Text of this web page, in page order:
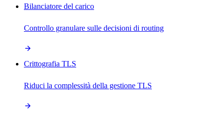
Bilanciatore del carico
Controllo granulare sulle decisioni di routing
Crittografia TLS
Riduci la complessità della gestione TLS